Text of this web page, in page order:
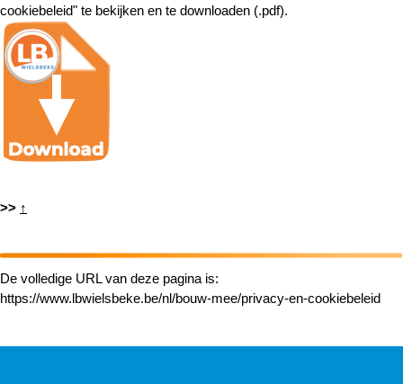
cookiebeleid" te bekijken en te downloaden (.pdf).
>> ↑
De volledige URL van deze pagina is:
https://www.lbwielsbeke.be/nl/bouw-mee/privacy-en-cookiebeleid